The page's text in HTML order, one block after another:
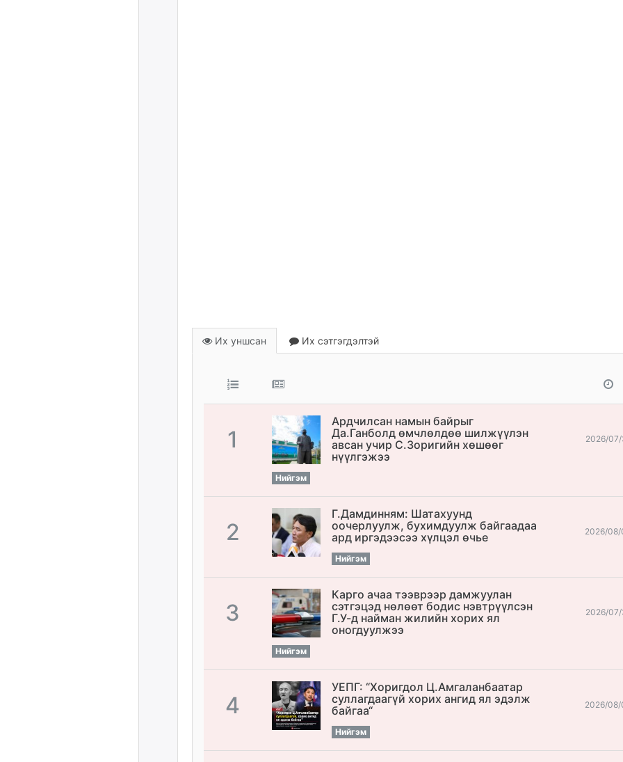
Их уншсан Их сэтгэгдэлтэй
1
Ардчилсан намын байрыг
Да.Ганболд өмчлөлдөө шилжүүлэн
авсан учир С.Зоригийн хөшөөг
нүүлгэжээ
Нийгэм
2026/07/
2
Г.Дамдинням: Шатахуунд
оочерлуулж, бухимдуулж байгаадаа
ард иргэдээсээ хүлцэл өчье
Нийгэм
2026/08/
3
Карго ачаа тээврээр дамжуулан
сэтгэцэд нөлөөт бодис нэвтрүүлсэн
Г.У-д найман жилийн хорих ял
оногдуулжээ
Нийгэм
2026/07/
4
УЕПГ: “Хоригдол Ц.Амгаланбаатар
cуллагдаагүй хорих ангид ял эдэлж
байгаа“
Нийгэм
2026/08/